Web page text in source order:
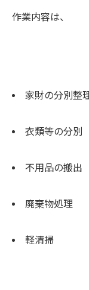
作業内容は、
家財の分別整
衣類等の分別
不用品の搬出
廃棄物処理
軽清掃